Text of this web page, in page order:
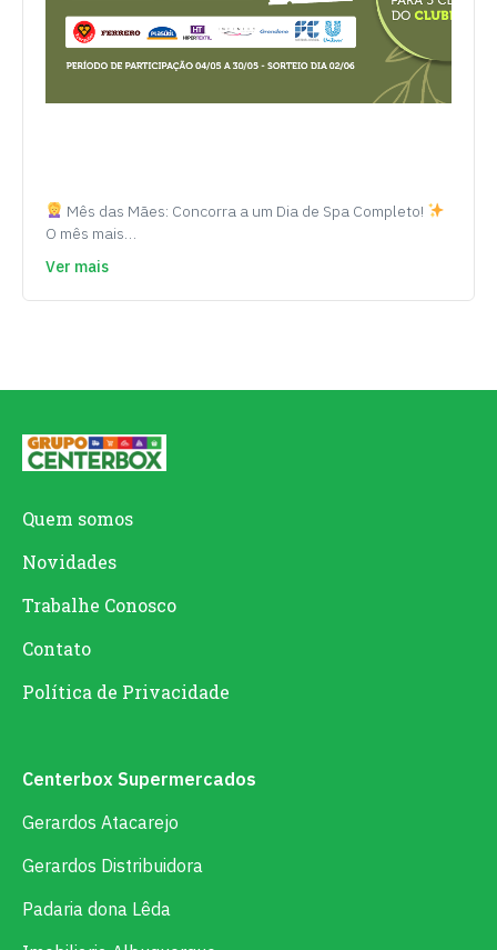
Mês das Mães: Concorra a um Dia de Spa Completo!
O mês mais…
Ver mais
Quem somos
Novidades
Trabalhe Conosco
Contato
Política de Privacidade
Centerbox Supermercados
Gerardos Atacarejo
Gerardos Distribuidora
Padaria dona Lêda